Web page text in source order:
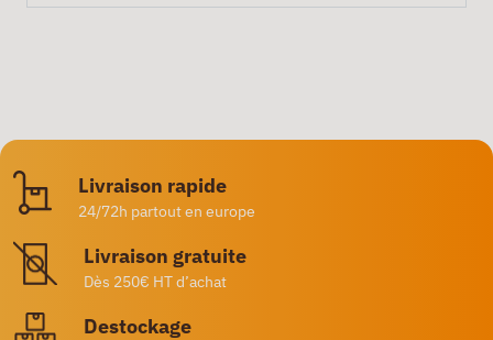
Livraison rapide
24/72h partout en europe
Livraison gratuite
Dès 250€ HT d’achat
Destockage